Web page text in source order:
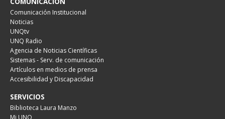
Comunicación Institucional
Noticias
UNQtv
UNQ Radio
Agencia de Noticias Científicas
Sistemas - Serv. de comunicación
Artículos en medios de prensa
Accesibilidad y Discapacidad
SERVICIOS
Biblioteca Laura Manzo